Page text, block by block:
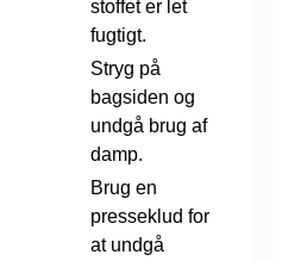
stoffet er let
fugtigt.
Stryg på
bagsiden og
undgå brug af
damp.
Brug en
presseklud for
at undgå